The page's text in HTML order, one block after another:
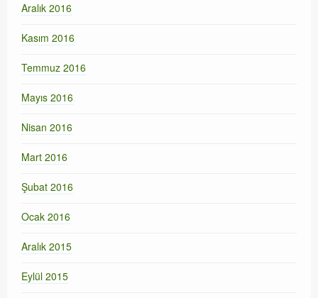
Aralık 2016
Kasım 2016
Temmuz 2016
Mayıs 2016
Nisan 2016
Mart 2016
Şubat 2016
Ocak 2016
Aralık 2015
Eylül 2015